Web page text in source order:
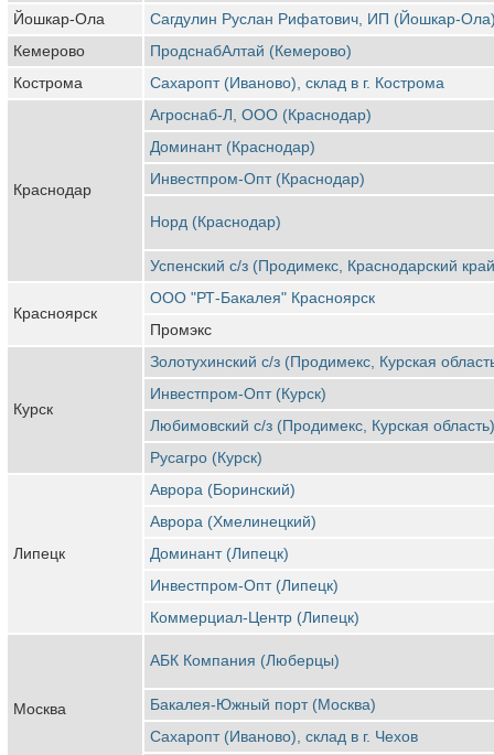
Йошкар-Ола
Сагдулин Руслан Рифатович, ИП (Йошкар-
Кемерово
ПродснабАлтай (Кемерово)
Кострома
Сахаропт (Иваново), склад в г. Кострома
Краснодар
Агроснаб-Л, ООО (Краснодар)
Доминант (Краснодар)
Инвестпром-Опт (Краснодар)
Норд (Краснодар)
Успенский с/з (Продимекс, Краснодарский
Красноярск
ООО "РТ-Бакалея" Красноярск
Промэкс
Курск
Золотухинский с/з (Продимекс, Курская
Инвестпром-Опт (Курск)
Любимовский с/з (Продимекс, Курская область)
Русагро (Курск)
Липецк
Аврора (Боринский)
Аврора (Хмелинецкий)
Доминант (Липецк)
Инвестпром-Опт (Липецк)
Коммерциал-Центр (Липецк)
Москва
АБК Компания (Люберцы)
Бакалея-Южный порт (Москва)
Сахаропт (Иваново), склад в г. Чехов